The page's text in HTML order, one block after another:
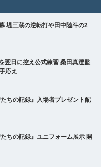
堤三蔵の逆転打や田中陸斗の2
翌日に控え公式練習 桑田真澄監
応え
ちの記録』入場者プレゼント配
ちの記録』ユニフォーム展示 開